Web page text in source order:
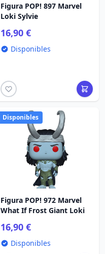
Figura POP! 897 Marvel
Loki Sylvie
16,90 €
Disponibles
Disponibles
Figura POP! 972 Marvel
What If Frost Giant Loki
16,90 €
Disponibles